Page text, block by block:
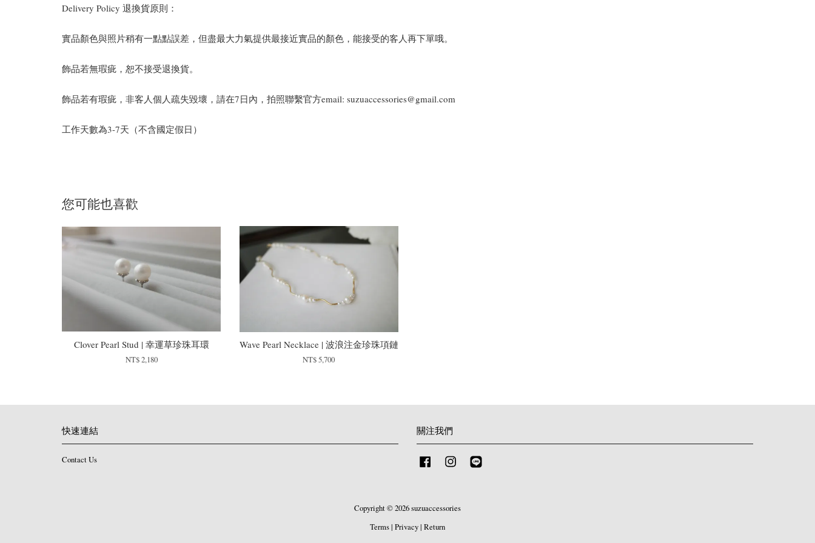
Delivery Policy 退換貨原則：
實品顏色與照片稍有一點點誤差，但盡最大力氣提供最接近實品的顏色，能接受的客人再下單哦。
飾品若無瑕疵，恕不接受退換貨。
飾品若有瑕疵，非客人個人疏失毀壞，請在7日內，拍照聯繫官方email: suzuaccessories@gmail.com
工作天數為3-7天（不含國定假日）
您可能也喜歡
Clover Pearl Stud | 幸運草珍珠耳環
NT$ 2,180
Wave Pearl Necklace | 波浪注金珍珠項鏈
NT$ 5,700
快速連結
Contact Us
關注我們
Facebook Instagram
Copyright © 2026 suzuaccessories
Terms| Privacy| Return